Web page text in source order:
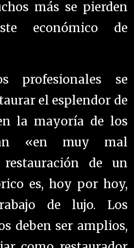
la mayoría de los
«en muy mal
de un
es, hoy por hoy,
de lujo. Los
deben ser amplios,
como restaurador
hasta 17
A saber:
de taller,
herrero,
los oficios eran